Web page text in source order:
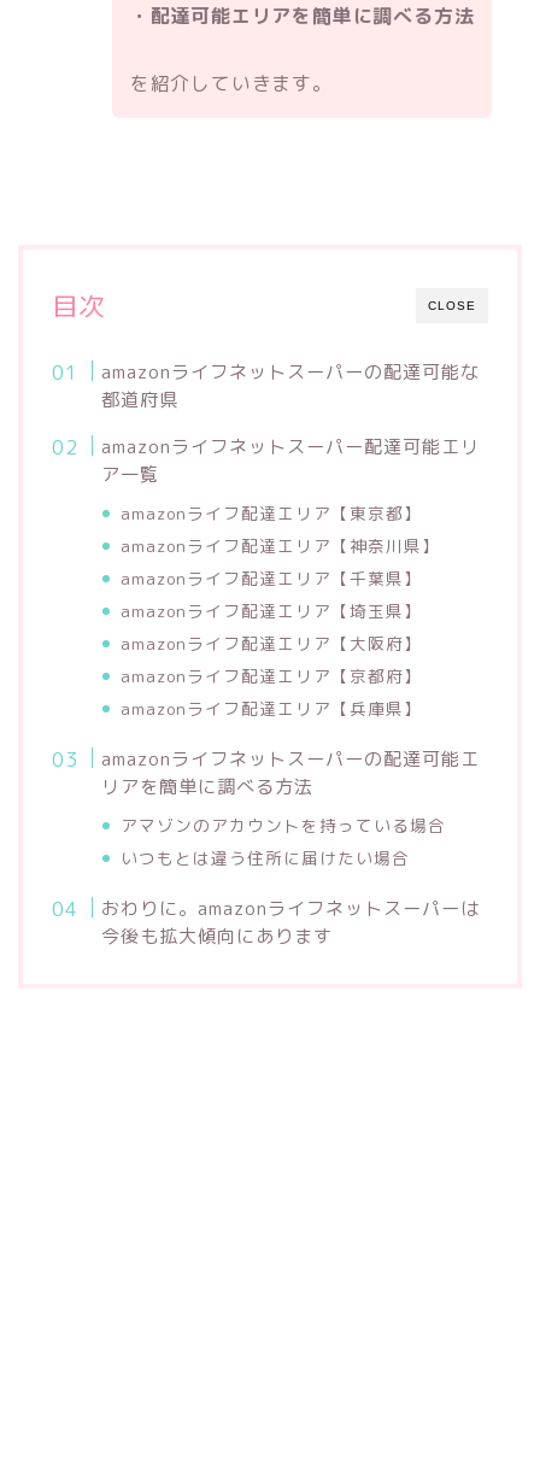
・配達可能エリアを簡単に調べる方法
を紹介していきます。
CLOSE
目次
amazonライフネットスーパーの配達可能な
都道府県
amazonライフネットスーパー配達可能エリ
ア一覧
amazonライフ配達エリア【東京都】
amazonライフ配達エリア【神奈川県】
amazonライフ配達エリア【千葉県】
amazonライフ配達エリア【埼玉県】
amazonライフ配達エリア【大阪府】
amazonライフ配達エリア【京都府】
amazonライフ配達エリア【兵庫県】
amazonライフネットスーパーの配達可能エ
リアを簡単に調べる方法
アマゾンのアカウントを持っている場合
いつもとは違う住所に届けたい場合
おわりに。amazonライフネットスーパーは
今後も拡大傾向にあります